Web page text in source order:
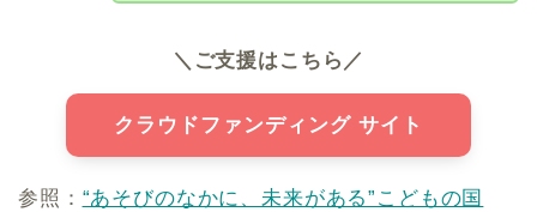
＼ご支援はこちら／
クラウドファンディング サイト
参照： “あそびのなかに、未来がある”こどもの国